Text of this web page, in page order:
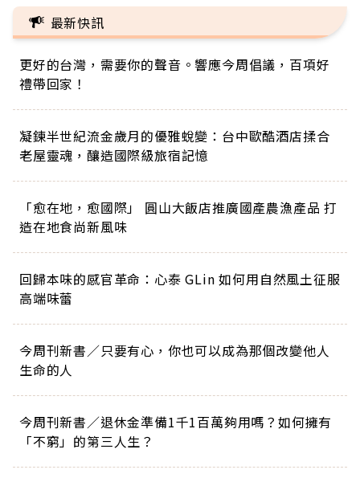
最新快訊
更好的台灣，需要你的聲音。響應今周倡議，百項好
禮帶回家！
凝鍊半世紀流金歲月的優雅蛻變：台中歐酷酒店揉合
老屋靈魂，釀造國際級旅宿記憶
「愈在地，愈國際」 圓山大飯店推廣國產農漁產品 打
造在地食尚新風味
回歸本味的感官革命：心泰 GLin 如何用自然風土征服
高端味蕾
今周刊新書／只要有心，你也可以成為那個改變他人
生命的人
今周刊新書／退休金準備1千1百萬夠用嗎？如何擁有
「不窮」的第三人生？